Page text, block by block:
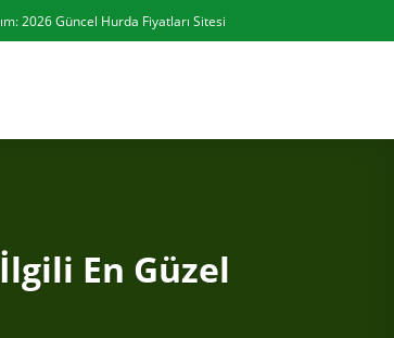
2026 Güncel Hurda Fiyatları Sitesi
En Güzel